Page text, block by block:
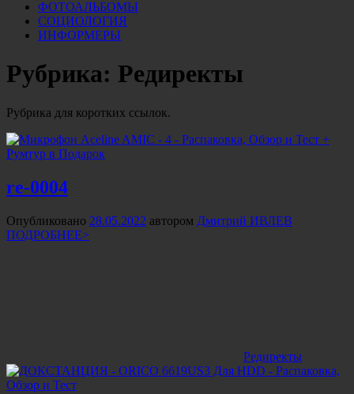
ФОТОАЛЬБОМЫ
СОЦИОЛОГИЯ
ИНФОРМЕРЫ
Рубрика: Редиректы
Рубрика для коротких ссылок.
re-0004
Опубликовано 28.05.2022 автором Дмитрий ИВЛЕВ
ПОДРОБНЕЕ>
Редиректы